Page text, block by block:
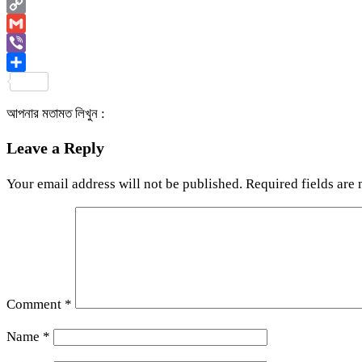
Email
Copy
Link
Gmail
Viber
আপনার মতামত লিখুন :
Leave a Reply
Your email address will not be published. Required fields are
Comment *
Name *